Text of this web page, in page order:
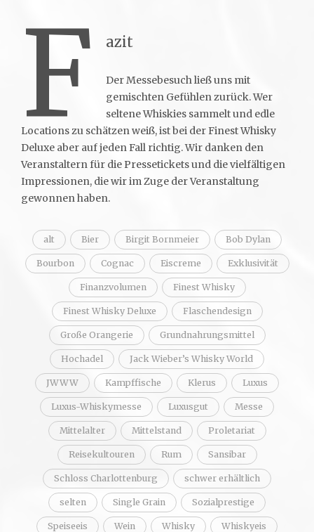
F azit
Der Messebesuch ließ uns mit
gemischten Gefühlen zurück. Wer
seltene Whiskies sammelt und edle
Locations zu schätzen weiß, ist bei der Finest Whisky
Deluxe aber auf jeden Fall richtig. Wir danken den
Veranstaltern für die Pressetickets und die vielfältigen
Impressionen, die wir im Zuge der Veranstaltung
gewonnen haben.
alt Bier Birgit Bornmeier Bob Dylan
Bourbon Cognac Eiscreme Exklusivität
Finanzvolumen Finest Whisky
Finest Whisky Deluxe Flaschendesign
Große Orangerie Grundnahrungsmittel
Hochadel Jack Wieber’s Whisky World
JWWW Kampffische Klerus Luxus
Luxus-Whiskymesse Luxusgut Messe
Mittelalter Mittelstand Proletariat
Reisekultouren Rum Sansibar
Schloss Charlottenburg schwer erhältlich
selten Single Grain Sozialprestige
Speiseeis Wein Whisky Whiskyeis